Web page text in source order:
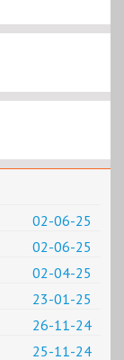
02-06-25
02-06-25
02-04-25
23-01-25
26-11-24
25-11-24